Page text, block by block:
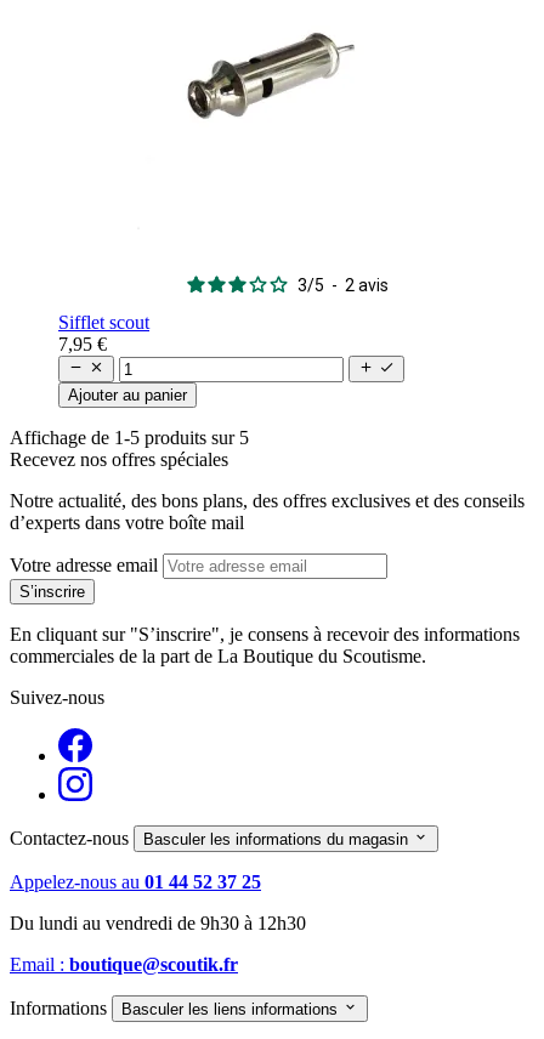
3/5 - 2 avis
Sifflet scout
7,95 €
   
Ajouter au panier
Affichage de 1-5 produits sur 5
Recevez nos offres spéciales
Notre actualité, des bons plans, des offres exclusives et des conseils
d’experts dans votre boîte mail
Votre adresse email
En cliquant sur "S’inscrire", je consens à recevoir des informations
commerciales de la part de La Boutique du Scoutisme.
Suivez-nous
Contactez-nous Basculer les informations du magasin 
Appelez-nous au 01 44 52 37 25
Du lundi au vendredi de 9h30 à 12h30
Email : boutique@scoutik.fr
Informations Basculer les liens informations 